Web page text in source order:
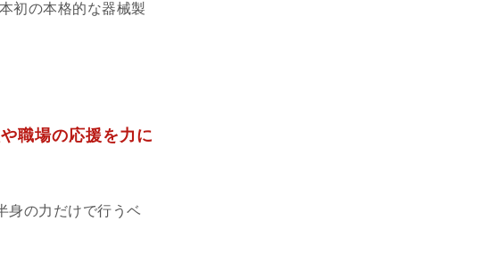
初の本格的な器械製
職場の応援を力に
身の力だけで行うベ